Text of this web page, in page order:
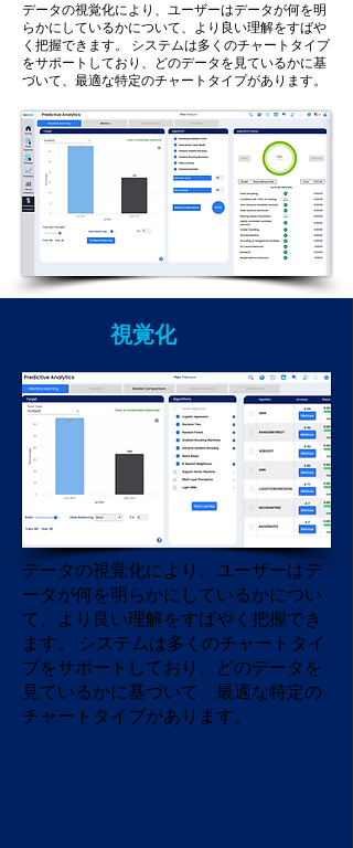
データの視覚化により、ユーザーはデータが何を明
らかにしているかについて、より良い理解をすばや
く把握できます。
システムは多くのチャートタイプ
をサポートしており、どのデータを見ているかに基
づいて、最適な特定のチャートタイプがあります。
視覚化
データの視覚化により、ユーザーはデ
ータが何を明らかにしているかについ
て、より良い理解をすばやく把握でき
ます。
システムは多くのチャートタイ
プをサポートしており、どのデータを
見ているかに基づいて、最適な特定の
チャートタイプがあります。